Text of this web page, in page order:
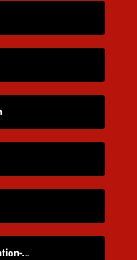
Die „Star Turns GIFs“ in einem Compilation-Video